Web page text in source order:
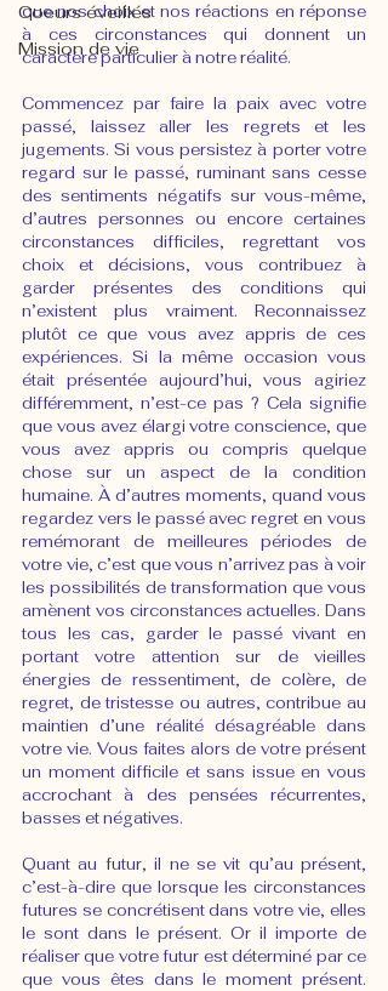
Coeurs éveillés
Mission de vie
que nos choix et nos réactions en réponse
à ces circonstances qui donnent un
caractère particulier à notre réalité.
Commencez par faire la paix avec votre
passé, laissez aller les regrets et les
jugements. Si vous persistez à porter votre
regard sur le passé, ruminant sans cesse
des sentiments négatifs sur vous-même,
d’autres personnes ou encore certaines
circonstances difficiles, regrettant vos
choix et décisions, vous contribuez à
garder présentes des conditions qui
n’existent plus vraiment. Reconnaissez
plutôt ce que vous avez appris de ces
expériences. Si la même occasion vous
était présentée aujourd’hui, vous agiriez
différemment, n’est-ce pas ? Cela signifie
que vous avez élargi votre conscience, que
vous avez appris ou compris quelque
chose sur un aspect de la condition
humaine. À d’autres moments, quand vous
regardez vers le passé avec regret en vous
remémorant de meilleures périodes de
votre vie, c’est que vous n’arrivez pas à voir
les possibilités de transformation que vous
amènent vos circonstances actuelles. Dans
tous les cas, garder le passé vivant en
portant votre attention sur de vieilles
énergies de ressentiment, de colère, de
regret, de tristesse ou autres, contribue au
maintien d’une réalité désagréable dans
votre vie. Vous faites alors de votre présent
un moment difficile et sans issue en vous
accrochant à des pensées récurrentes,
basses et négatives.
Quant au futur, il ne se vit qu’au présent,
c’est-à-dire que lorsque les circonstances
futures se concrétisent dans votre vie, elles
le sont dans le présent. Or il importe de
réaliser que votre futur est déterminé par ce
que vous êtes dans le moment présent.